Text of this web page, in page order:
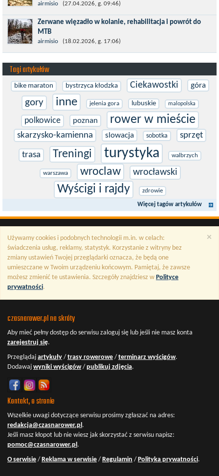
Prawdziwym testem po kontuzji kolana i uszkodzeniu więzadeł
jest powrót do sportowej rywalizacji. Podczas zawodów znikają
bariery,...
airmisio (27.04.2026, g. 09:46)
Zerwane więzadło w kolanie, rehabilitacja i powrót do
MTB
W sporcie nie ma kalkulacji, niezależnie od stopnia
zaawansowania. Trenujesz, startujesz w zawodach i chcesz po
prostu oddać się grze, dać z siebie...
airmisio (18.02.2026, g. 17:06)
Tagi artykułów
bike maraton bystrzyca kłodzka Ciekawostki góra
gory inne jelenia gora lubuskie malopolska
polkowice poznan rower w mieście
skarzysko-kamienna slowacja sobotka sprzęt
trasa Treningi turystyka walbrzych
warszawa wroclaw wrocławski
Wyścigi i rajdy zdrowie
Więcej tagów artykułów
×
Używamy cookies i podobnych technologii m.in. w celach:
świadczenia usług, reklamy, statystyk. Korzystanie z witryny bez
zmiany ustawień Twojej przeglądarki oznacza, że będą one
umieszczane w Twoim urządzeniu końcowym. Pamiętaj, że zawsze
możesz zmienić te ustawienia. Szczegóły znajdziesz w Polityce
prywatności.
czasnarower.pl na skróty
Aby mieć pełny dostęp do serwisu zaloguj się lub jeśli nie masz konta
zarejestruj się.
Przeglądaj artykuły / trasy rowerowe / terminarz wyścigów.
Dodawaj wyniki wyścigów/ publikuj zdjęcia.
Kontakt, o stronie
Wszelkie uwagi dotyczące serwisu prosimy zgłaszać na adres:
redakcja@czasnarower.pl.
Jeśli masz kłopot lub nie wiesz jak skorzystać z serwisu napisz:
pomoc@czasnarower.pl.
O serwisie / Reklama w serwisie / Regulamin / Polityka prywatności.